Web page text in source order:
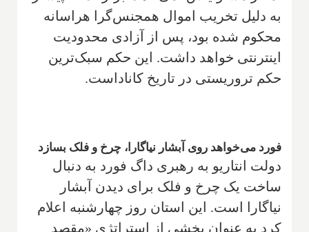
به دلیل تخریب اموال همجنس‌گرا هراسانه
محکوم شده بود، پس از آزادی محدودیت
اینترنتی خواهد داشت. این حکم سبک‌ترین
حکم تروریستی در تاریخ کاناداست.
فورد می‌خواهد روی آبشار نیاگارا، چرخ و فلک بسازد
دولت انتاریو به رهبری داگ فورد به دنبال
ساخت یک چرخ و فلک برای دیدن آبشار
نیاگارا است. این استان روز چهارشنبه اعلام
کرد به عنوان بخشی از استراتژی «مقصد